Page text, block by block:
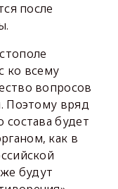
после
ко всему
вопросов
Поэтому вряд
состава будет
как в
будут